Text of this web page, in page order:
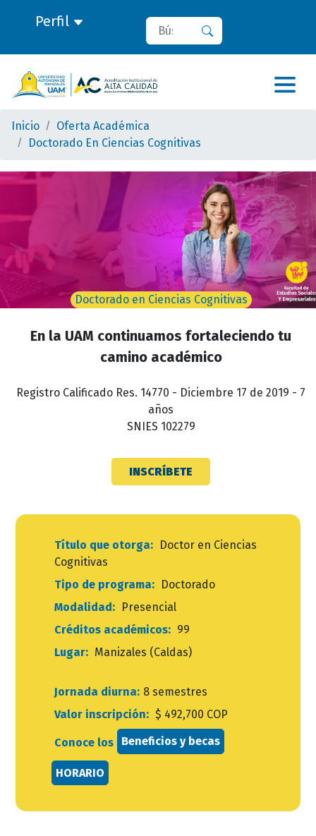
Perfil Buscar
Inicio
Oferta Académica
Doctorado En Ciencias Cognitivas
Doctorado en Ciencias Cognitivas
En la UAM continuamos fortaleciendo tu
camino académico
Registro Calificado Res. 14770 - Diciembre 17 de 2019 - 7
años
SNIES 102279
INSCRÍBETE
Título que otorga:Doctor en Ciencias
Cognitivas
Tipo de programa:Doctorado
Modalidad:Presencial
Créditos académicos:99
Lugar:Manizales (Caldas)
Jornada diurna:8 semestres
Valor inscripción:$ 492,700 COP
Conoce los Beneficios y becas
HORARIO